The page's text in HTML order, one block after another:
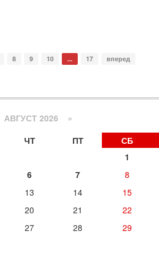
8 9 10 ... 17 вперед
АВГУСТ 2026 »
ЧТ ПТ СБ
1
6 7 8
13 14 15
20 21 22
27 28 29